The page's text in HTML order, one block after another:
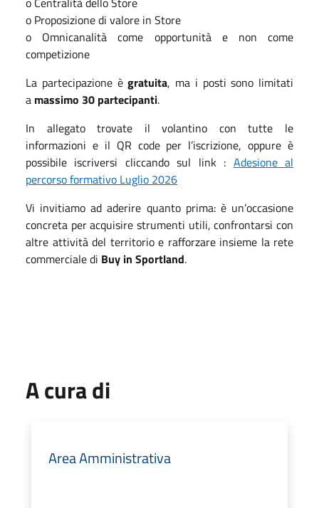
o Proposizione di valore in Store
o Omnicanalità come opportunità e non come
competizione
La partecipazione ègratuita, ma i posti sono limitati
a massimo 30 partecipanti.
In allegato trovate il volantino con tutte le
informazioni e il QR code per l’iscrizione, oppure è
possibile iscriversi cliccando sul link : Adesione al
percorso formativo Luglio 2026
Vi invitiamo ad aderire quanto prima: è un’occasione
concreta per acquisire strumenti utili, confrontarsi con
altre attività del territorio e rafforzare insieme la rete
commerciale di Buy in Sportland.
A cura di
Area Amministrativa